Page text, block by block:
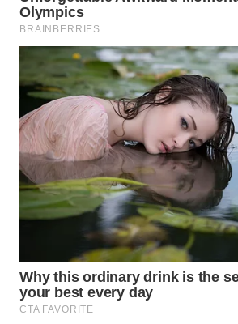
DEPOK
WN
TAPANULI
UTARA
WN
SAMOSIR
WN
PADANG
LAWAS
WN
SUMEDANG